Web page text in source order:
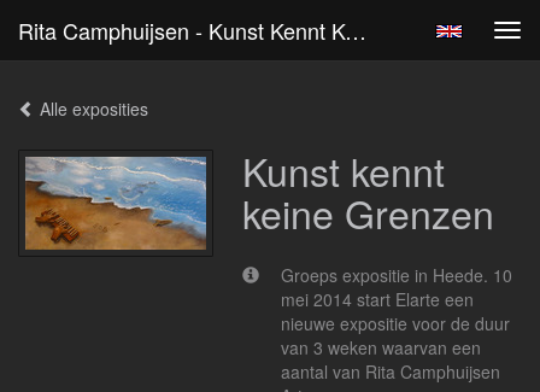
Rita Camphuijsen - Kunst Kennt Keine Grenzen
Alle exposities
Kunst kennt
keine Grenzen
Groeps expositie in Heede. 10
mei 2014 start Elarte een
nieuwe expositie voor de duur
van 3 weken waarvan een
aantal van Rita Camphuijsen